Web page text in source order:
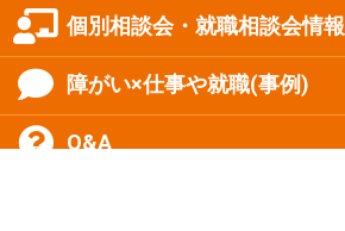
個別相談会・就職相談会情報
障がい×仕事や就職(事例)
Q&A